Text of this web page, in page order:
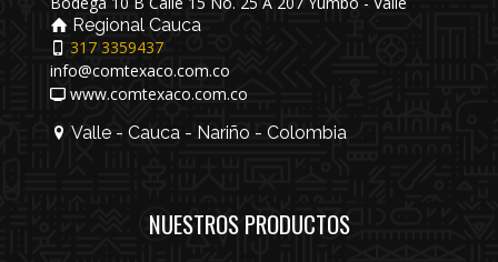
Regional Cauca
317 3359437
info@comtexaco.com.co
www.comtexaco.com.co
Valle - Cauca - Nariño - Colombia
NUESTROS PRODUCTOS